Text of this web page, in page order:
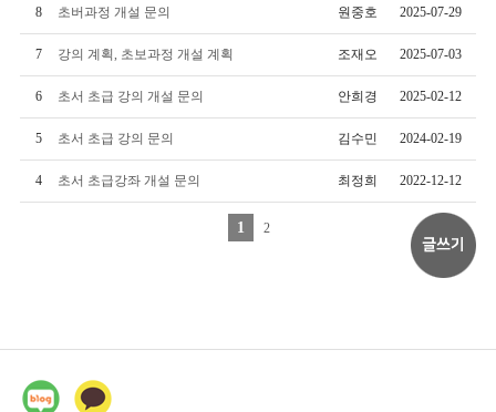
8 초버과정 개설 문의 원중호 2025-07-29
7 강의 계획, 초보과정 개설 계획 조재오 2025-07-03
6 초서 초급 강의 개설 문의 안희경 2025-02-12
5 초서 초급 강의 문의 김수민 2024-02-19
4 초서 초급강좌 개설 문의 최정희 2022-12-12
1 2